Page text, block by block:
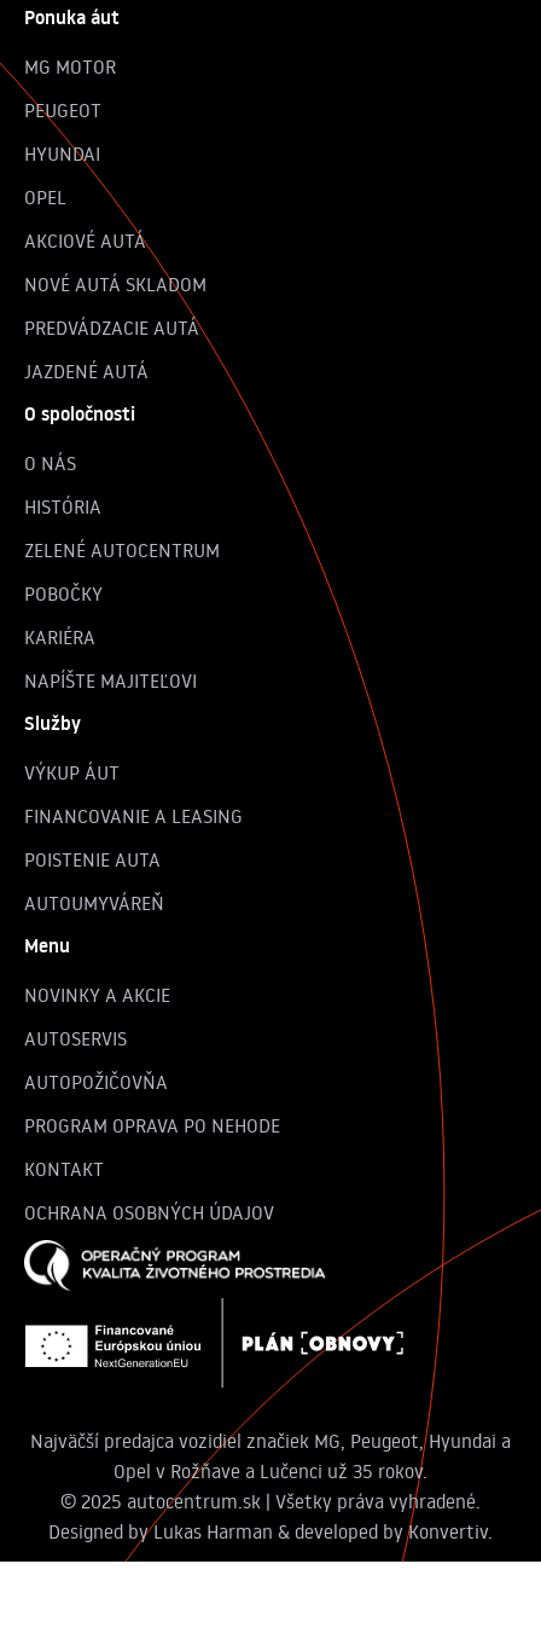
Ponuka áut
MG MOTOR
PEUGEOT
HYUNDAI
OPEL
AKCIOVÉ AUTÁ
NOVÉ AUTÁ SKLADOM
PREDVÁDZACIE AUTÁ
JAZDENÉ AUTÁ
O spoločnosti
O NÁS
HISTÓRIA
ZELENÉ AUTOCENTRUM
POBOČKY
KARIÉRA
NAPÍŠTE MAJITEĽOVI
Služby
VÝKUP ÁUT
FINANCOVANIE A LEASING
POISTENIE AUTA
AUTOUMYVÁREŇ
Menu
NOVINKY A AKCIE
AUTOSERVIS
AUTOPOŽIČOVŇA
PROGRAM OPRAVA PO NEHODE
KONTAKT
OCHRANA OSOBNÝCH ÚDAJOV
Najväčší predajca vozidiel značiek MG, Peugeot, Hyundai a
Opel v Rožňave a Lučenci už 35 rokov.
© 2025 autocentrum.sk | Všetky práva vyhradené.
Designed byLukas Harman & developed by Konvertiv.